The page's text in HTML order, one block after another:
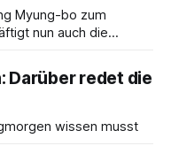
Myung-bo zum
nun auch die
Darüber redet die
wissen musst